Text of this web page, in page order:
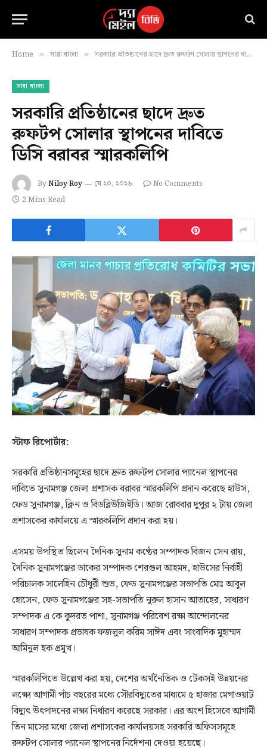
Home » সারা বাংলা » সরকারি প্রতিষ্ঠানের ছাদে দ্রুত রুফটপ সোলার স্থাপনের দাবিতে ডিসি বরাবর স্মারকলিপি
সারা বাংলা
সরকারি প্রতিষ্ঠানের ছাদে দ্রুত
রুফটপ সোলার স্থাপনের দাবিতে
ডিসি বরাবর স্মারকলিপি
ByNiloy Roy মে ২০, ২০২৬
No Comments
2 Mins Read
স্টাফ রিপোর্টার:
সরকারি প্রতিষ্ঠানসমূহের ছাদে দ্রুত রুফটপ সোলার প্যানেল স্থাপনের
দাবিতে সুনামগঞ্জ জেলা প্রশাসক বরাবর স্মারকলিপি প্রদান করেছে হাউস,
ফেড সুনামগঞ্জ, ক্লিন ও বিডব্লিউজিইডি। আজ রোববার দুপুর ২ টায় জেলা
প্রশাসকের কার্যালয়ে এ স্মারকলিপি প্রদান করা হয়।
এসময় উপস্থিত ছিলেন দৈনিক সুনাম কণ্ঠের সম্পাদক বিজন সেন রায়,
দৈনিক সুনামগঞ্জের ডাকের সম্পাদক শেরগুল আহমদ, হাউসের নির্বাহী
পরিচালক সালেহিন চৌধুরী শুভ, ফেড সুনামগঞ্জের সভাপতি মোঃ আবুল
হোসেন, ফেড সুনামগঞ্জের সহ-সভাপতি নুরুল হাসান আতাহের, সাধারণ
সম্পাদক এ কে কুদরত পাশা, সুনামগঞ্জ পরিবেশ রক্ষা আন্দোলনের
সাধারণ সম্পাদক প্রভাষক ফজলুল করিম সাঈদ এবং সাংবাদিক মুহাম্মদ
আমিনুল হক প্রমুখ।
স্মারকলিপিতে উল্লেখ করা হয়, দেশের অর্থনৈতিক ও টেকসই উন্নয়নের
লক্ষ্যে আগামী পাঁচ বছরের মধ্যে সৌরবিদ্যুতের মাধ্যমে ৫ হাজার মেগাওয়াট
বিদ্যুৎ উৎপাদনের লক্ষ্য নির্ধারণ করেছে সরকার। এর অংশ হিসেবে আগামী
তিন মাসের মধ্যে জেলা প্রশাসকের কার্যালয়সহ সরকারি অফিসসমূহে
রুফটপ সোলার প্যানেল স্থাপনের নির্দেশনা দেওয়া হয়েছে।